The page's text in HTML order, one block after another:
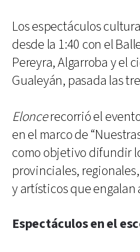
Los espectáculos
desde la 1:40 con el
Pereyra, Algarroba y el
Gualeyán, pasada las
Eloncerecorrió el
en el marco de
como objetivo difundir
provinciales,
y artísticos que engalan
Espectáculos en el